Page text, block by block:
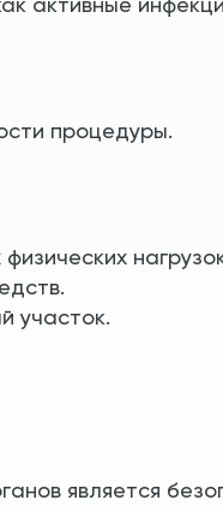
активные
процедуры.
участок.
является